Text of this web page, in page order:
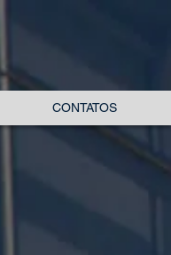
CONTATOS